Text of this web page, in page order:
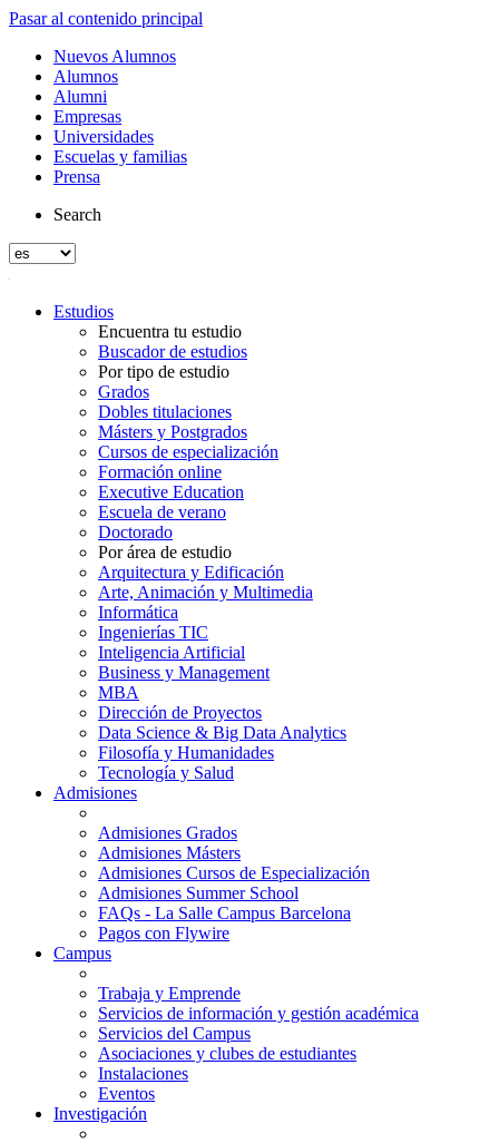
Pasar al contenido principal
Nuevos Alumnos
Alumnos
Alumni
Empresas
Universidades
Escuelas y familias
Prensa
Search
Estudios
Encuentra tu estudio
Buscador de estudios
Por tipo de estudio
Grados
Dobles titulaciones
Másters y Postgrados
Cursos de especialización
Formación online
Executive Education
Escuela de verano
Doctorado
Por área de estudio
Arquitectura y Edificación
Arte, Animación y Multimedia
Informática
Ingenierías TIC
Inteligencia Artificial
Business y Management
MBA
Dirección de Proyectos
Data Science & Big Data Analytics
Filosofía y Humanidades
Tecnología y Salud
Admisiones
Admisiones Grados
Admisiones Másters
Admisiones Cursos de Especialización
Admisiones Summer School
FAQs - La Salle Campus Barcelona
Pagos con Flywire
Campus
Trabaja y Emprende
Servicios de información y gestión académica
Servicios del Campus
Asociaciones y clubes de estudiantes
Instalaciones
Eventos
Investigación